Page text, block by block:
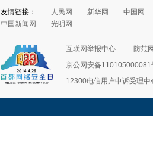
友情链接： 人民网 新华网
中国网
中国新闻网
光明网
互联网举报中心
防范
京公网安备110105000081
12300电信用户申诉受理中